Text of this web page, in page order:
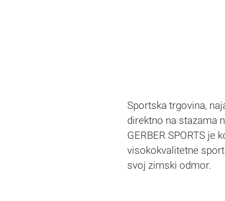
Sportska trgovina,
direktno na stazama
GERBER SPORTS je
visokokvalitetne
svoj zimski odmor.